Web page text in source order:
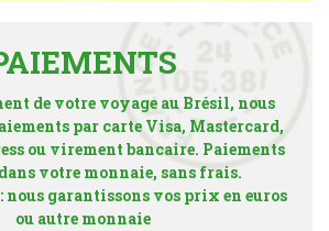
de votre voyage au Brésil, nous
par carte Visa, Mastercard,
ou virement bancaire. Paiements
votre monnaie, sans frais.
garantissons vos prix en euros
ou autre monnaie